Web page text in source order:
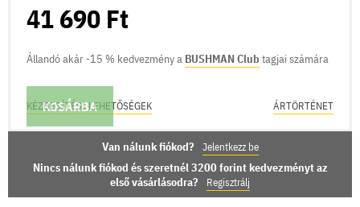
41 690 Ft
Állandó akár -15 % kedvezmény a BUSHMAN Clubtagjai számára
KOSÁRBA
KÉZBESÍTÉSI LEHETŐSÉGEK ÁRTÖRTÉNET
Van nálunk fiókod? Jelentkezz be
Nincs nálunk fiókod és szeretnél 3200 forint kedvezményt az
első vásárlásodra?
Regisztrálj